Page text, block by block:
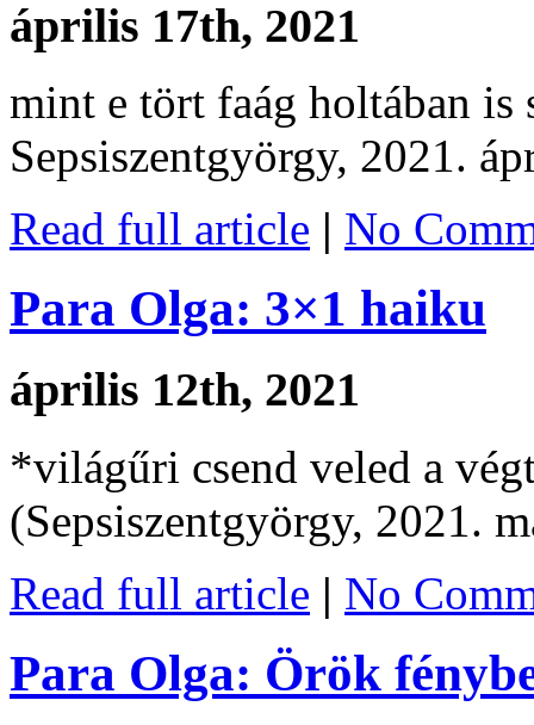
április 17th, 2021
mint e tört faág holtában is
Sepsiszentgyörgy, 2021.
Read full article | No
Para Olga: 3×1 haiku
április 12th, 2021
*világűri csend veled a
(Sepsiszentgyörgy, 2021.
Read full article | No
Para Olga: Örök